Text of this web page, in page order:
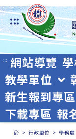
跳
轉
至
主
要
內
容
:::
::: 網站導覽
教學單位
新生報到專區
下載專區 報
> 行政單位 > 學務處